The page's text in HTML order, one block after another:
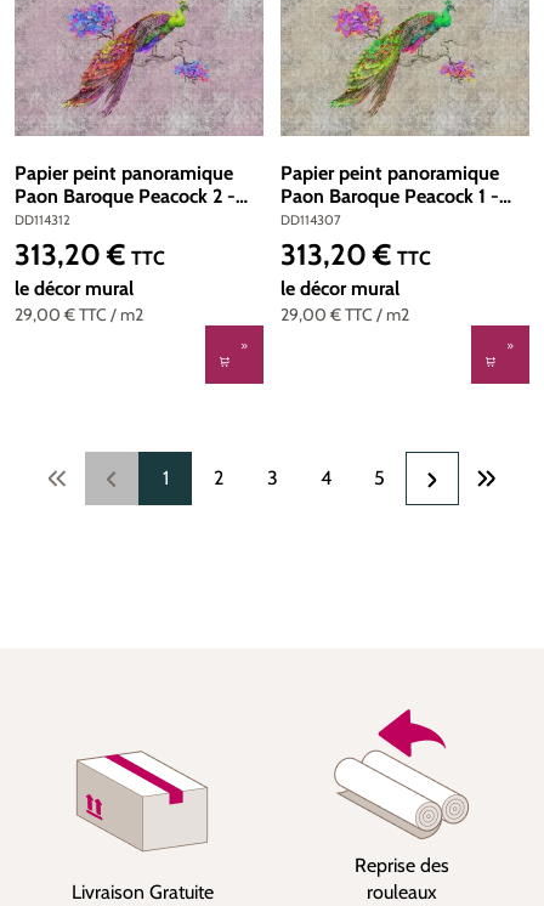
Papier peint panoramique
Paon Baroque Peacock 2 -
Référence DD114312 - Intissé
200g/m2 - Standard 400 x
270
DD114312
29,00 €TTC / m2
Prix régulier :
313,20 € TTC
le décor mural
Papier peint panoramique
Paon Baroque Peacock 1 -
Référence DD114307 -
Intissé 200g/m2 - Standard
400 x 270
DD114307
29,00 €TTC / m2
Prix régulier :
313,20 € TTC
le décor mural
Page
1 Page
2 Page
3 Page
4 Page
5
Livraison Gratuite
Reprise des
rouleaux